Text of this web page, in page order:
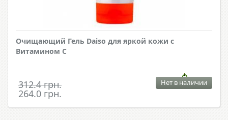
Очищающий Гель Daiso для яркой кожи с
Витамином С
312.4 грн.
264.0 грн.
Нет в наличии